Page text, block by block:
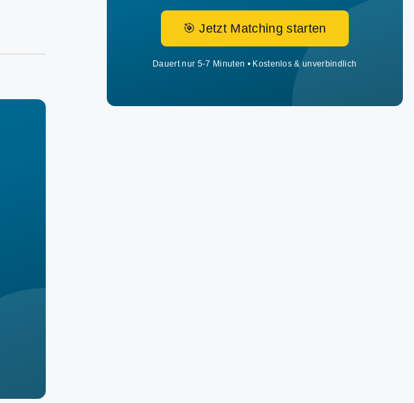
🎯 Jetzt Matching starten
Dauert nur 5-7 Minuten • Kostenlos & unverbindlich